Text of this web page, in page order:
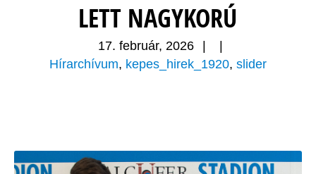
LETT NAGYKORÚ
17. február, 2026
Hírarchívum, kepes_hirek_1920, slider